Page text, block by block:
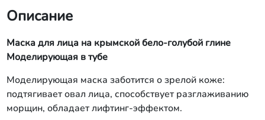
Описание
Маска для лица на крымской бело-голубой глине
Моделирующая в тубе
Моделирующая маска заботится о зрелой коже:
подтягивает овал лица, способствует разглаживанию
морщин, обладает лифтинг-эффектом.